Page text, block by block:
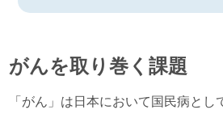
がんを取り巻く課題
「がん」は日本において国民病と